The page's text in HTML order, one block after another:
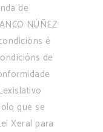
de
NÚÑEZ
é
de
que se
Xeral para